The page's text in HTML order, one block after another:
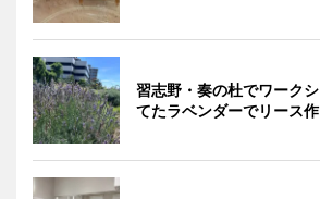
習志野・奏の杜でワーク
てたラベンダーでリース